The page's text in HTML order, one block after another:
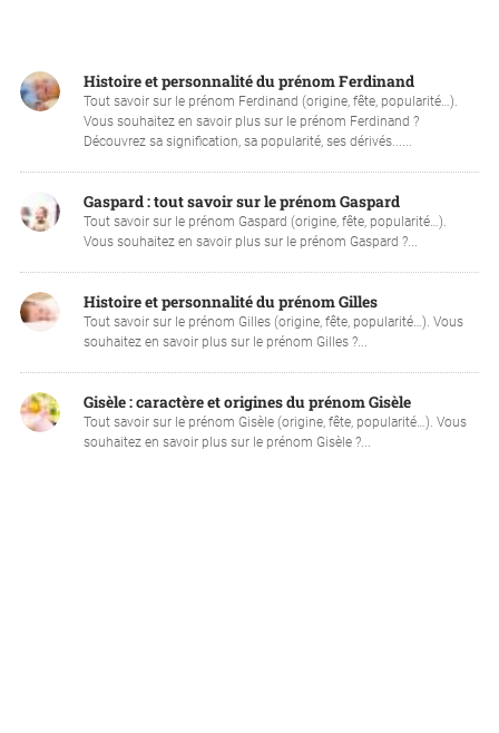
Histoire et personnalité du prénom Ferdinand
Tout savoir sur le prénom Ferdinand (origine, fête, popularité…).
Vous souhaitez en savoir plus sur le prénom Ferdinand ?
Découvrez sa signification, sa popularité, ses dérivés......
Gaspard : tout savoir sur le prénom Gaspard
Tout savoir sur le prénom Gaspard (origine, fête, popularité…).
Vous souhaitez en savoir plus sur le prénom Gaspard ?...
Histoire et personnalité du prénom Gilles
Tout savoir sur le prénom Gilles (origine, fête, popularité…). Vous
souhaitez en savoir plus sur le prénom Gilles ?...
Gisèle : caractère et origines du prénom Gisèle
Tout savoir sur le prénom Gisèle (origine, fête, popularité…). Vous
souhaitez en savoir plus sur le prénom Gisèle ?...